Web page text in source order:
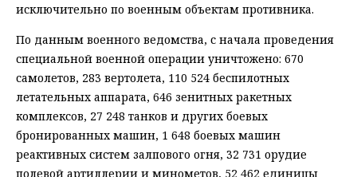
исключительно по военным объектам противника.
По данным военного ведомства, с начала проведения
специальной военной операции уничтожено: 670
самолетов, 283 вертолета, 110 524 беспилотных
летательных аппарата, 646 зенитных ракетных
комплексов, 27 248 танков и других боевых
бронированных машин, 1 648 боевых машин
реактивных систем залпового огня, 32 731 орудие
полевой артиллерии и минометов, 52 462 единицы